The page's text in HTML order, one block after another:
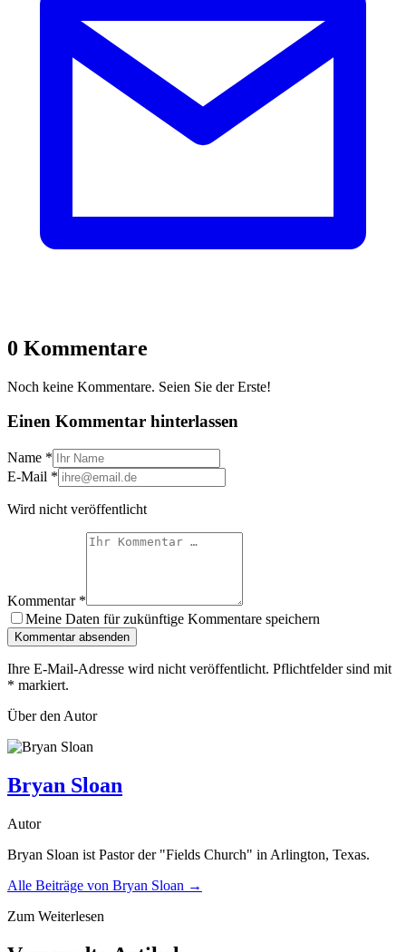
0 Kommentare
Noch keine Kommentare. Seien Sie der Erste!
Einen Kommentar hinterlassen
Name *
E-Mail *
Wird nicht veröffentlicht
Kommentar *
Meine Daten für zukünftige Kommentare speichern
Kommentar absenden
Ihre E-Mail-Adresse wird nicht veröffentlicht. Pflichtfelder sind mit
* markiert.
Über den Autor
Bryan Sloan
Autor
Bryan Sloan ist Pastor der "Fields Church" in Arlington, Texas.
Alle Beiträge von Bryan Sloan →
Zum Weiterlesen